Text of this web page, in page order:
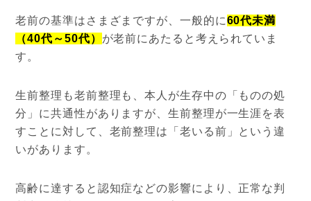
老前の基準はさまざまですが、一般的に60代未満
（40代～50代） が老前にあたると考えられていま
す。
生前整理も老前整理も、本人が生存中の「ものの処
分」に共通性がありますが、生前整理が一生涯を表
すことに対して、老前整理は「老いる前」という違
いがあります。
高齢に達すると認知症などの影響により、正常な判